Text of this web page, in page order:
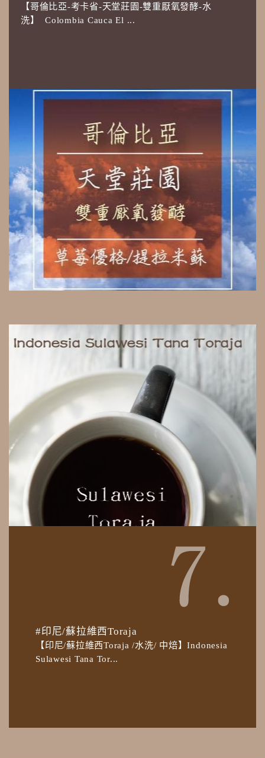
【哥倫比亞-考卡省-天堂莊園-雙重厭氧發酵-水
洗】 Colombia Cauca El ...
#印尼/蘇拉維西Toraja
【印尼/蘇拉維西Toraja /水洗/ 中焙】Indonesia
Sulawesi Tana Tor...